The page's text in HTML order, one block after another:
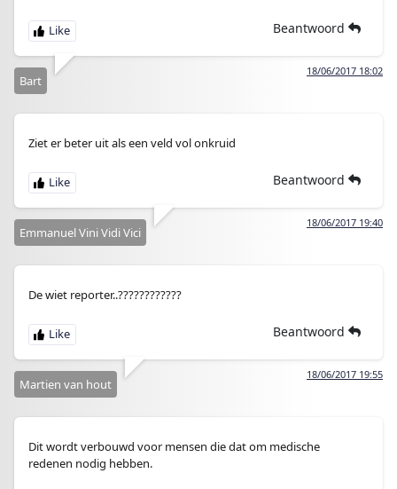
Beantwoord
18/06/2017 18:02
Bart
Ziet er beter uit als een veld vol onkruid
Beantwoord
18/06/2017 19:40
Emmanuel Vini Vidi Vici
De wiet reporter..????????????
Beantwoord
18/06/2017 19:55
Martien van hout
Dit wordt verbouwd voor mensen die dat om medische
redenen nodig hebben.